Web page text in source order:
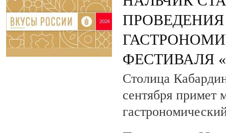
ПРОВЕДЕНИЯ
ФЕСТИВАЛЯ
Столица
сентября примет